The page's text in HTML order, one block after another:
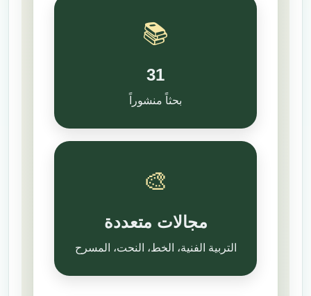
📚
31
بحثاً منشوراً
🎨
مجالات متعددة
التربية الفنية، الخط، النحت، المسرح